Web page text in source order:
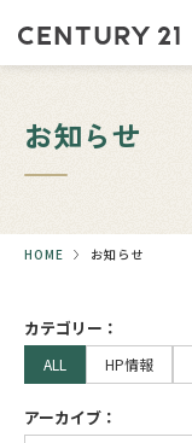
お知らせ
HOME お知らせ
カテゴリー：
ALL HP情報
アーカイブ：